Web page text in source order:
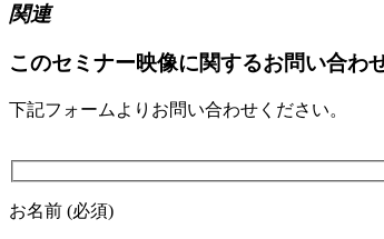
関連
このセミナー映像に関するお問い合わ
下記フォームよりお問い合わせください。
お名前 (必須)